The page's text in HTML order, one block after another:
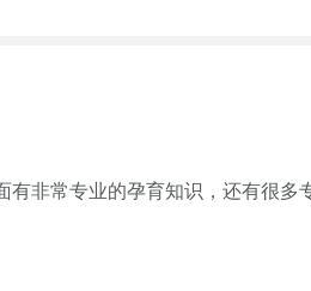
非常专业的孕育知识，还有很